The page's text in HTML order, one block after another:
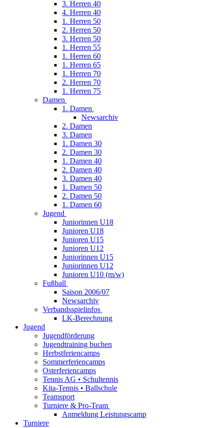
3. Herren 40
4. Herren 40
1. Herren 50
2. Herren 50
3. Herren 50
1. Herren 55
1. Herren 60
1. Herren 65
1. Herren 70
2. Herren 70
1. Herren 75
Damen
1. Damen
Newsarchiv
2. Damen
3. Damen
1. Damen 30
2. Damen 30
1. Damen 40
2. Damen 40
3. Damen 40
1. Damen 50
2. Damen 50
1. Damen 60
Jugend
Juniorinnen U18
Junioren U18
Junioren U15
Junioren U12
Juniorinnen U15
Juniorinnen U12
Junioren U10 (m/w)
Fußball
Saison 2006/07
Newsarchiv
Verbandsspielinfos
LK-Berechnung
Jugend
Jugendförderung
Jugendtraining buchen
Herbstferiencamps
Sommerferiencamps
Osterferiencamps
Tennis AG • Schultennis
Kita-Tennis • Ballschule
Teamsport
Turniere & Pro-Team
Anmeldung Leistungscamp
Turniere